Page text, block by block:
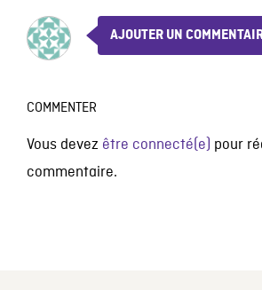
AJOUTER UN
COMMENTER
Vous devez être connecté(e) pour
commentaire.